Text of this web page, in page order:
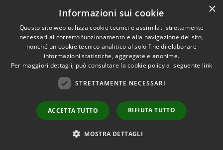
Dichiarazione di accessibilità
Copyright © 2026 • Comune di
Municipium•
Accesso
redazione
×
Informazioni sui cookie
Questo sito web utilizza cookie tecnici e assimilati strettamente
necessari al corretto funzionamento e alla navigazione del sito,
nonché un cookie tecnico analitico al solo fine di elaborare
informazioni statistiche, aggregate e anonime.
Per maggiori dettagli, può consultare la cookie policy al seguente link
STRETTAMENTE NECESSARI
ACCETTA TUTTO RIFIUTA TUTTO
MOSTRA DETTAGLI